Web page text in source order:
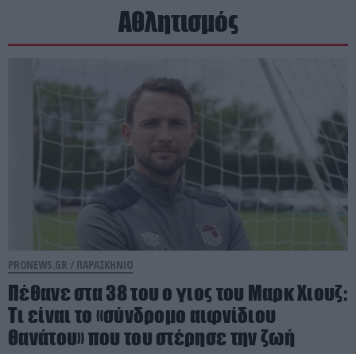
Αθλητισμός
PRONEWS.GR / ΠΑΡΑΣΚΗΝΙΟ
Πέθανε στα 38 του ο γιος του Μαρκ Χιουζ:
Τι είναι το «σύνδρομο αιφνίδιου
θανάτου» που του στέρησε την ζωή